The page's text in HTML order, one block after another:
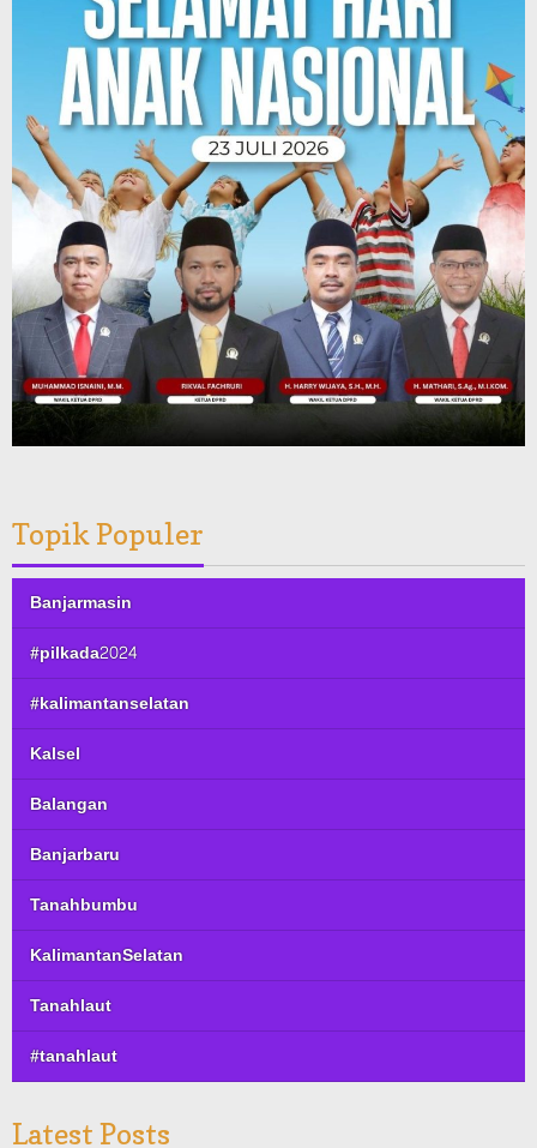
Topik Populer
Banjarmasin
#pilkada2024
#kalimantanselatan
Kalsel
Balangan
Banjarbaru
Tanahbumbu
KalimantanSelatan
Tanahlaut
#tanahlaut
Latest Posts